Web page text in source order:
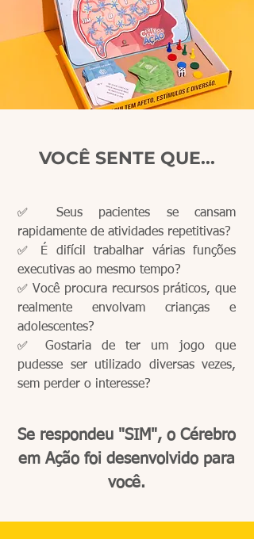
VOCÊ SENTE QUE...
✅
Seus pacientes se cansam
rapidamente de atividades repetitivas?
✅
É difícil trabalhar várias funções
executivas ao mesmo tempo?
✅ Você procura recursos práticos, que
realmente envolvam crianças e
adolescentes?
✅
Gostaria de ter um jogo que
pudesse ser utilizado diversas vezes,
sem perder o interesse?
Se respondeu "SIM", o Cérebro
em Ação foi desenvolvido para
você.